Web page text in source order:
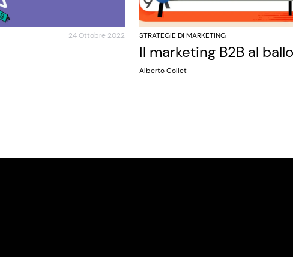
24 Ottobre 2022 STRATEGIE DI MARKETING
Il marketing B2B al
Alberto Collet